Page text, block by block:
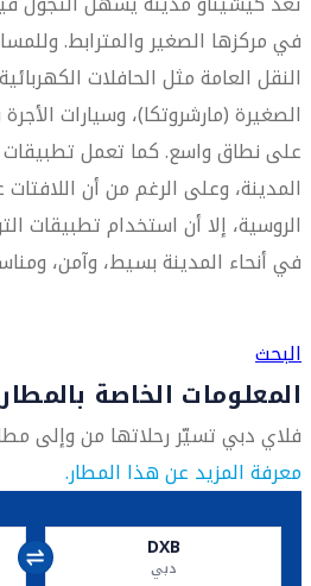
في مركزها الصغير والمترابط.
النقل العامة مثل الحافلات
الصغيرة (مارشروتكا)، وسيارات
على نطاق واسع. كما تعمل
المدينة، وعلى الرغم من أن اللافتات
الروسية، إلا أن استخدام تطبيقات
في أنحاء المدينة بسيط، وآمن،
البحث
المعلومات الخاصة بالمطار
فلاي دبي تسيّر رحلاتها من وإلى
معرفة المزيد عن هذا المطار.
DXB
دبي